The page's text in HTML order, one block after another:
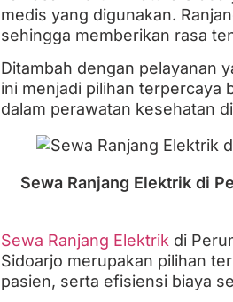
medis yang digunakan.
sehingga memberikan rasa
Ditambah dengan pelayanan
ini menjadi pilihan terpercaya
dalam perawatan kesehatan
Sewa Ranjang Elektrik di
Sewa Ranjang Elektrikdi
Sidoarjo merupakan pilihan
pasien, serta efisiensi biaya